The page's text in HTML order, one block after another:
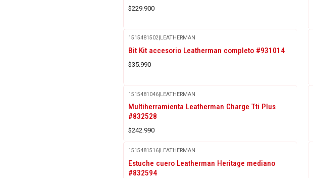
$229.900
1515481502 LEATHERMAN
Bit Kit accesorio Leatherman completo #931014
$35.990
1515481046|LEATHERMAN
Multiherramienta Leatherman Charge Tti Plus
#832528
$242.990
1515481516|LEATHERMAN
Estuche cuero Leatherman Heritage mediano
#832594